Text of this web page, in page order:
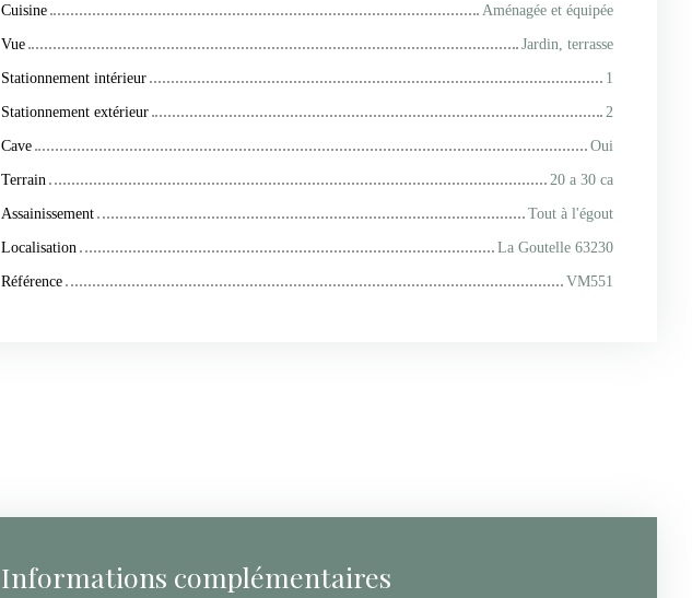
Cuisine
Aménagée et équipée
Vue
Jardin, terrasse
Stationnement intérieur
1
Stationnement extérieur
2
Cave
Oui
Terrain
20 a 30 ca
Assainissement
Tout à l'égout
Localisation
La Goutelle 63230
Référence
VM551
Informations complémentaires